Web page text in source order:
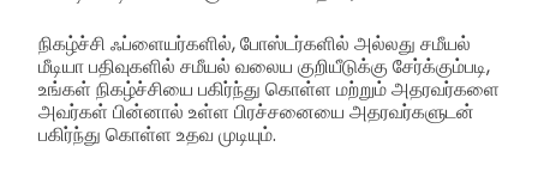
நிகழ்ச்சி ஃப்ளையர்களில், போஸ்டர்களில் அல்லது சமீயல்
மீடியா பதிவுகளில் சமீயல் வலைய குறியீடுக்கு சேர்க்கும்படி,
உங்கள் நிகழ்ச்சியை பகிர்ந்து கொள்ள மற்றும் அதரவர்களை
அவர்கள் பின்னால் உள்ள பிரச்சனையை அதரவர்களுடன்
பகிர்ந்து கொள்ள உதவ முடியும்.